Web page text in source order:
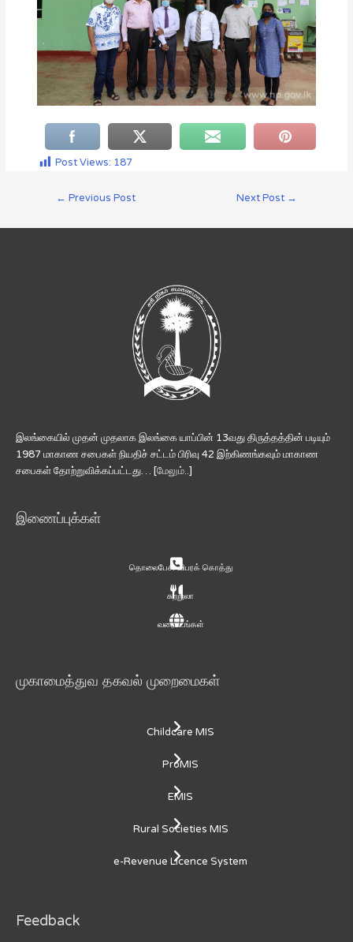
Post Views: 187
← Previous Post Next Post →
இலங்கையில் முதன் முதலாக இலங்கை யாப்பின் 13வது திருத்தத்தின் படியும்
1987 மாகாண சபைகள் நியதிச் சட்டம் பிரிவு 42 இற்கிணங்கவும் மாகாண
சபைகள் தோற்றுவிக்கப்பட்டது… [மேலும்..]
இணைப்புக்கள்
தொலைபேசி விபரக் கொத்து
சுற்றுலா
வரைபடங்கள்
முகாமைத்துவ தகவல் முறைமைகள்
Childcare MIS
ProMIS
EMIS
Rural Societies MIS
e-Revenue Licence System
Feedback